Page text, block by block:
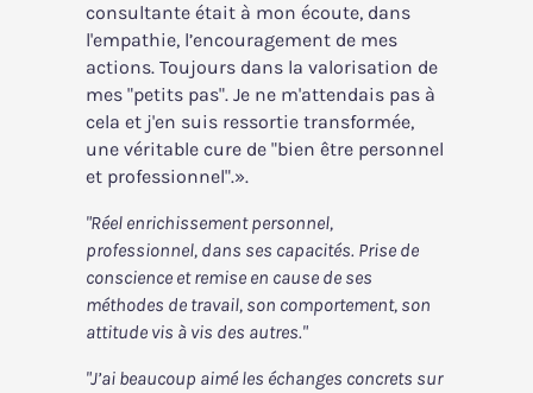
consultante était à mon écoute, dans
l'empathie, l’encouragement de mes
actions. Toujours dans la valorisation de
mes "petits pas". Je ne m'attendais pas à
cela et j'en suis ressortie transformée,
une véritable cure de "bien être personnel
et professionnel".».
"Réel enrichissement personnel,
professionnel, dans ses capacités. Prise de
conscience et remise en cause de ses
méthodes de travail, son comportement, son
attitude vis à vis des autres."
"J’ai beaucoup aimé les échanges concrets sur